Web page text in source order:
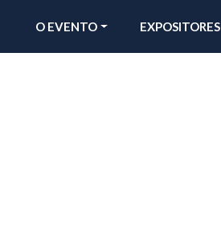
O EVENTO EXPOSITORES